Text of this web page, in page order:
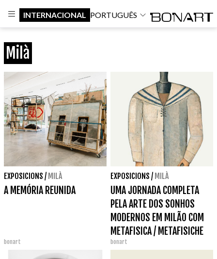
INTERNACIONAL PORTUGUÊS
Milà
EXPOSICIONS / MILÀ
A MEMÓRIA REUNIDA
bonart
EXPOSICIONS / MILÀ
UMA JORNADA COMPLETA
PELA ARTE DOS SONHOS
MODERNOS EM MILÃO COM
METAFISICA / METAFISICHE
bonart